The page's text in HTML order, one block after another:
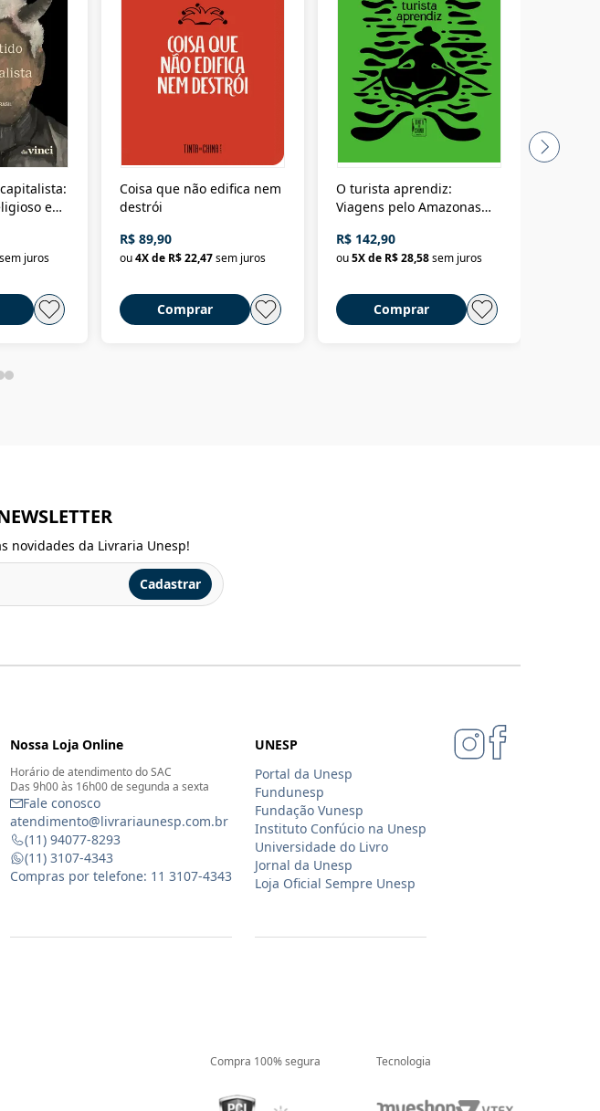
e
sem juros
Coisa que não edifica nem
destrói
R$ 89,90
ou4X de R$ 22,47sem juros
Comprar
O turista aprendiz:
Viagens pelo Amazonas
até a Bolívia e por Marajó
até dizer chega
R$ 142,90
ou5X de R$ 28,58sem juros
Comprar
novidades da Livraria Unesp!
Cadastrar
Nossa Loja Online
Horário de atendimento do SAC
Das 9h00 às 16h00 de segunda a sexta
Fale conosco
atendimento@livrariaunesp.com.br
(11) 94077-8293
(11) 3107-4343
Compras por telefone: 11 3107-4343
UNESP
Portal da Unesp
Fundunesp
Fundação Vunesp
Instituto Confúcio na Unesp
Universidade do Livro
Jornal da Unesp
Loja Oficial Sempre Unesp
Compra 100% segura Tecnologia